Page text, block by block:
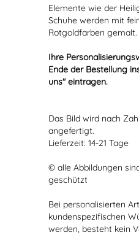
Elemente wie der
Schuhe werden mit
Rotgoldfarben gemalt.
Ihre
Ende der Bestellung
uns" eintragen.
Das Bild wird nach
angefertigt.
Lieferzeit: 14-21 Tage
© alle Abbildungen
geschützt
Bei personalisierten
kundenspezifischen
werden, besteht kein